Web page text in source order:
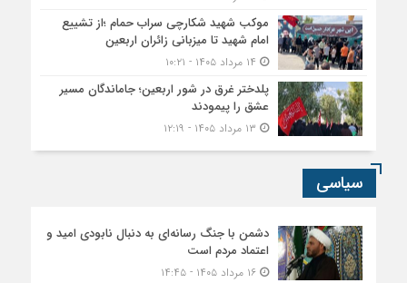
موکب شهید شکارچی سراب حمام ؛از تشییع
امام شهید تا میزبانی زائران اربعین
پلدختر غرق در شور اربعین؛ جاماندگان مسیر
عشق را پیمودند
سیاسی
دشمن با جنگ رسانه‌ای به دنبال نابودی امید و
اعتماد مردم است
۱۶ مرداد ۱۴۰۵ - ۱۴:۴۵